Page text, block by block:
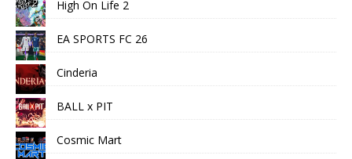
High On Life 2
EA SPORTS FC 26
Cinderia
BALL x PIT
Cosmic Mart